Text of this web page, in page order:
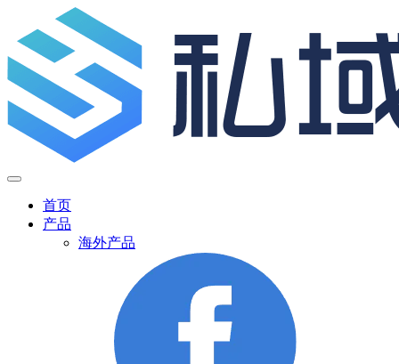
首页
产品
海外产品